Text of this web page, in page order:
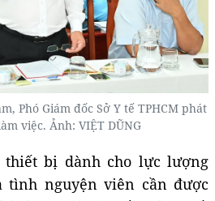
Phó Giám đốc Sở Y tế TPHCM phát
việc. Ảnh: VIỆT DŨNG
thiết bị dành cho lực lượng
tình nguyện viên cần được